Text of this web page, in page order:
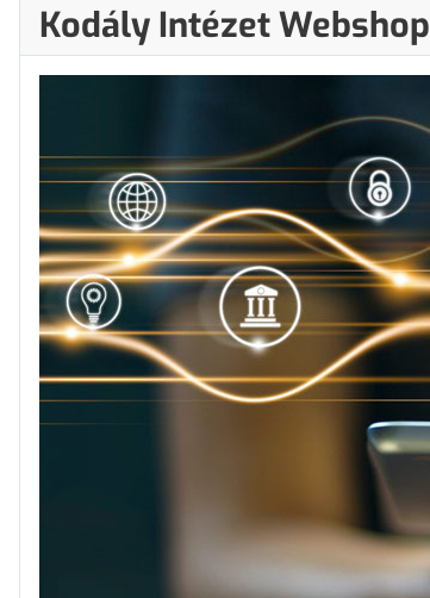
Kodály Intézet Webshop